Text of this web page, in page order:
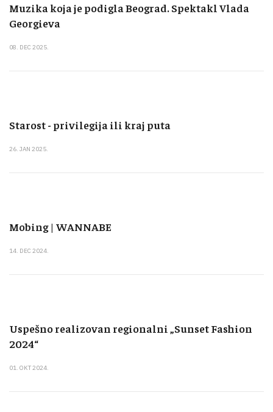
Muzika koja je podigla Beograd. Spektakl Vlada
Georgieva
08. DEC 2025.
Starost - privilegija ili kraj puta
26. JAN 2025.
Mobing | WANNABE
14. DEC 2024.
Uspešno realizovan regionalni „Sunset Fashion
2024“
01. OKT 2024.